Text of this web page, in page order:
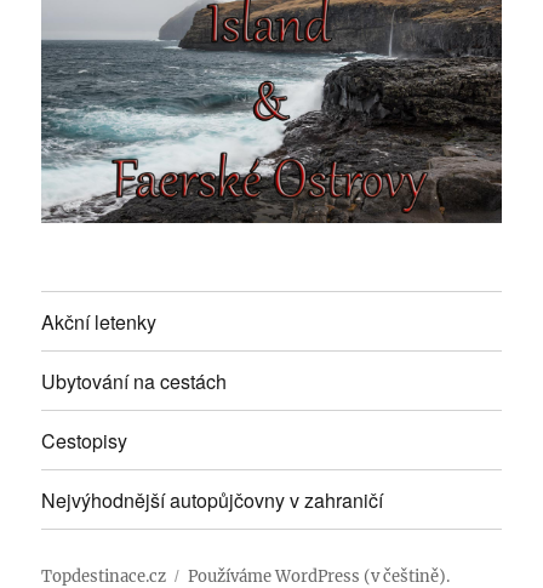
Akční letenky
Ubytování na cestách
Cestopisy
Nejvýhodnější autopůjčovny v zahraničí
Topdestinace.cz Používáme WordPress (v češtině).